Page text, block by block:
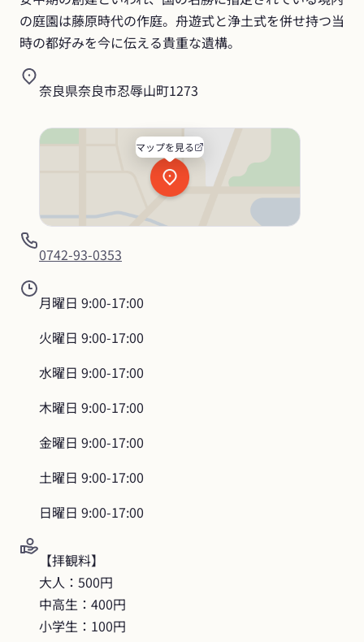
の庭園は藤原時代の作庭。舟遊式と浄土式を併せ持つ当
時の都好みを今に伝える貴重な遺構。
奈良県奈良市忍辱山町1273
マップを見る
0742-93-0353
月曜日 9:00-17:00
火曜日 9:00-17:00
水曜日 9:00-17:00
木曜日 9:00-17:00
金曜日 9:00-17:00
土曜日 9:00-17:00
日曜日 9:00-17:00
【拝観料】
大人：500円
中高生：400円
小学生：100円